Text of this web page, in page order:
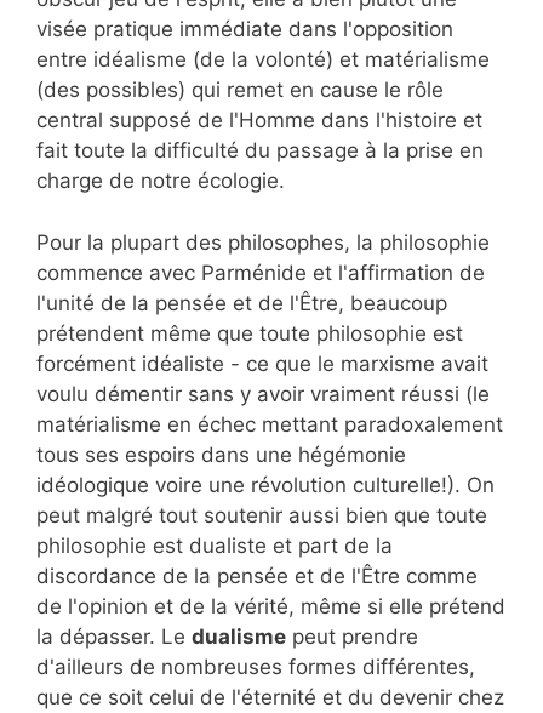
visée pratique immédiate dans l'opposition
entre idéalisme (de la volonté) et matérialisme
(des possibles) qui remet en cause le rôle
central supposé de l'Homme dans l'histoire et
fait toute la difficulté du passage à la prise en
charge de notre écologie.
Pour la plupart des philosophes, la philosophie
commence avec Parménide et l'affirmation de
l'unité de la pensée et de l'Être, beaucoup
prétendent même que toute philosophie est
forcément idéaliste - ce que le marxisme avait
voulu démentir sans y avoir vraiment réussi (le
matérialisme en échec mettant paradoxalement
tous ses espoirs dans une hégémonie
idéologique voire une révolution culturelle!). On
peut malgré tout soutenir aussi bien que toute
philosophie est dualiste et part de la
discordance de la pensée et de l'Être comme
de l'opinion et de la vérité, même si elle prétend
la dépasser. Le dualisme peut prendre
d'ailleurs de nombreuses formes différentes,
que ce soit celui de l'éternité et du devenir chez